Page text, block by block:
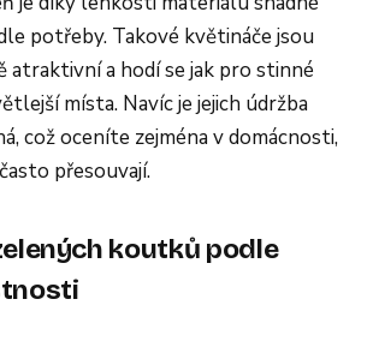
potřeby. Takové květináče jsou
atraktivní a hodí se jak pro stinné
místa. Navíc je jejich údržba
což oceníte zejména v domácnosti,
přesouvají.
koutků podle